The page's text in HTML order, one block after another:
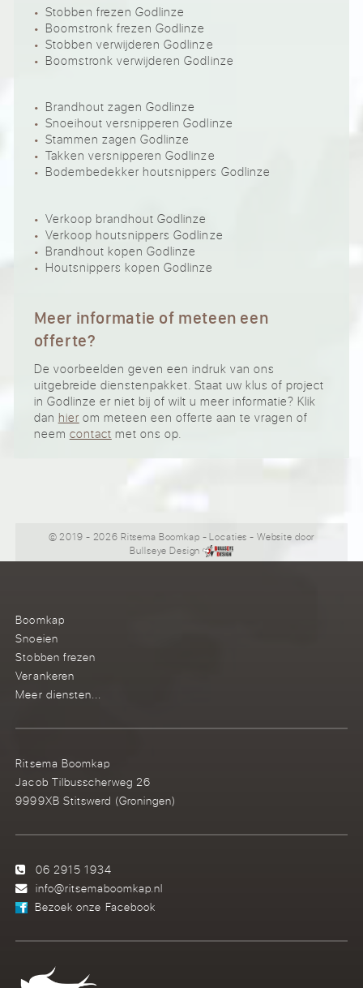
Stobben frezen Godlinze
Boomstronk frezen Godlinze
Stobben verwijderen Godlinze
Boomstronk verwijderen Godlinze
Brandhout zagen Godlinze
Snoeihout versnipperen Godlinze
Stammen zagen Godlinze
Takken versnipperen Godlinze
Bodembedekker houtsnippers Godlinze
Verkoop brandhout Godlinze
Verkoop houtsnippers Godlinze
Brandhout kopen Godlinze
Houtsnippers kopen Godlinze
Meer informatie of meteen een
offerte?
De voorbeelden geven een indruk van ons
uitgebreide dienstenpakket. Staat uw klus of project
in Godlinze er niet bij of wilt u meer informatie? Klik
dan hierom meteen een offerte aan te vragen of
neem contact met ons op.
© 2019 - 2026 Ritsema Boomkap -Locaties - Website door
Bullseye Design
Boomkap
Snoeien
Stobben frezen
Verankeren
Meer diensten...
Ritsema Boomkap
Jacob Tilbusscherweg 26
9999XB Stitswerd (Groningen)
06 2915 1934
info@ritsemaboomkap.nl
Bezoek onze Facebook